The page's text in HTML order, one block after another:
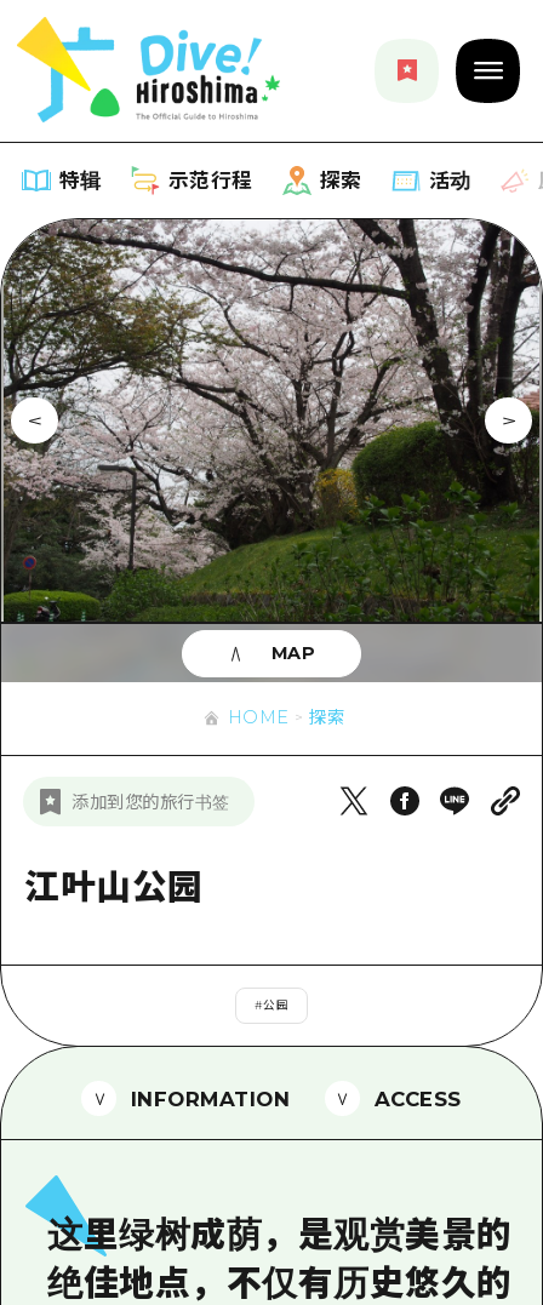
特辑 示范行程 探索 活动
特辑
列表
推荐
艺术
活动·庙会
美食·酒水
骑自行车
购物
运动
夜晚生活
标准
治愈
示范行程
列表
Dive!Hiroshima官方向导
广岛随意旅行
广岛市内
安艺
答对了
宫岛周边
短途旅行
1晚2天
2晚3天
探索
列表
广岛市内
安艺
答對了
美北
东山口
活动
应时信息
有用的信息
列表
超值的游览门票
广岛免费无线上网
常见问题解答
照片下载
新闻
HOME 探索
添加到您的旅行书签
江叶山公园
#公园
MAP
INFORMATION ACCESS
这里绿树成荫，是观赏美景的
绝佳地点，不仅有历史悠久的